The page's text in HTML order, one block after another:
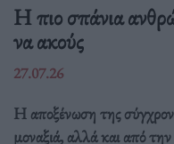
Η πιο σπάνια
να ακούς
27.07.26
Η αποξένωση της
μοναξιά, αλλά και από